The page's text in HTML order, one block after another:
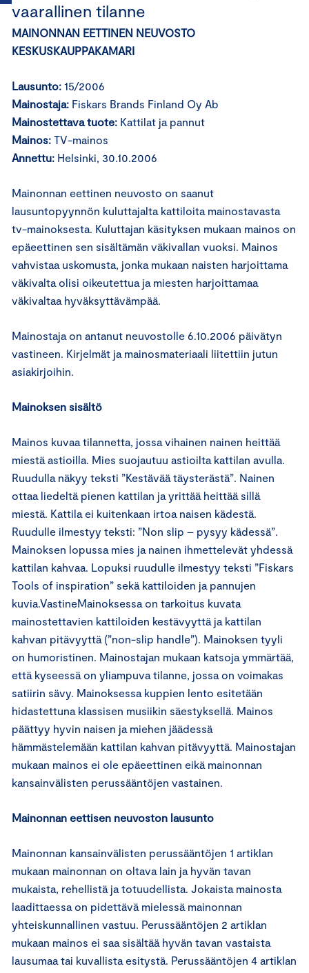
vaarallinen tilanne
MAINONNAN EETTINEN NEUVOSTO
KESKUSKAUPPAKAMARI
Lausunto: 15/2006
Mainostaja: Fiskars Brands Finland Oy Ab
Mainostettava tuote: Kattilat ja pannut
Mainos: TV-mainos
Annettu: Helsinki, 30.10.2006
Mainonnan eettinen neuvosto on saanut
lausuntopyynnön kuluttajalta kattiloita mainostavasta
tv-mainoksesta. Kuluttajan käsityksen mukaan mainos on
epäeettinen sen sisältämän väkivallan vuoksi. Mainos
vahvistaa uskomusta, jonka mukaan naisten harjoittama
väkivalta olisi oikeutettua ja miesten harjoittamaa
väkivaltaa hyväksyttävämpää.
Mainostaja on antanut neuvostolle 6.10.2006 päivätyn
vastineen. Kirjelmät ja mainosmateriaali liitettiin jutun
asiakirjoihin.
Mainoksen sisältö
Mainos kuvaa tilannetta, jossa vihainen nainen heittää
miestä astioilla. Mies suojautuu astioilta kattilan avulla.
Ruudulla näkyy teksti ”Kestävää täysterästä”. Nainen
ottaa liedeltä pienen kattilan ja yrittää heittää sillä
miestä. Kattila ei kuitenkaan irtoa naisen kädestä.
Ruudulle ilmestyy teksti: ”Non slip – pysyy kädessä”.
Mainoksen lopussa mies ja nainen ihmettelevät yhdessä
kattilan kahvaa. Lopuksi ruudulle ilmestyy teksti ”Fiskars
Tools of inspiration” sekä kattiloiden ja pannujen
kuvia.VastineMainoksessa on tarkoitus kuvata
mainostettavien kattiloiden kestävyyttä ja kattilan
kahvan pitävyyttä (”non-slip handle”). Mainoksen tyyli
on humoristinen. Mainostajan mukaan katsoja ymmärtää,
että kyseessä on yliampuva tilanne, jossa on voimakas
satiirin sävy. Mainoksessa kuppien lento esitetään
hidastettuna klassisen musiikin säestyksellä. Mainos
päättyy hyvin naisen ja miehen jäädessä
hämmästelemään kattilan kahvan pitävyyttä. Mainostajan
mukaan mainos ei ole epäeettinen eikä mainonnan
kansainvälisten perussääntöjen vastainen.
Mainonnan eettisen neuvoston lausunto
Mainonnan kansainvälisten perussääntöjen 1 artiklan
mukaan mainonnan on oltava lain ja hyvän tavan
mukaista, rehellistä ja totuudellista. Jokaista mainosta
laadittaessa on pidettävä mielessä mainonnan
yhteiskunnallinen vastuu. Perussääntöjen 2 artiklan
mukaan mainos ei saa sisältää hyvän tavan vastaista
lausumaa tai kuvallista esitystä. Perussääntöjen 4 artiklan